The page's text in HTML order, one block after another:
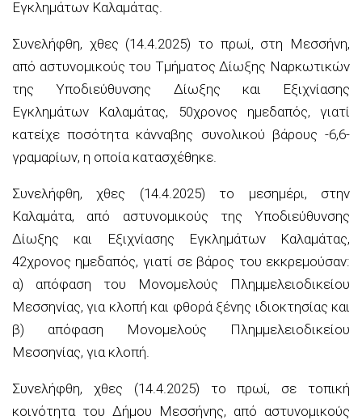
Εγκλημάτων Καλαμάτας.
Συνελήφθη, χθες (14.4.2025) το πρωί, στη Μεσσήνη,
από αστυνομικούς του Τμήματος Δίωξης Ναρκωτικών
της Υποδιεύθυνσης Δίωξης και Εξιχνίασης
Εγκλημάτων Καλαμάτας, 50χρονος ημεδαπός, γιατί
κατείχε ποσότητα κάνναβης συνολικού βάρους -6,6-
γραμαρίων, η οποία κατασχέθηκε.
Συνελήφθη, χθες (14.4.2025) το μεσημέρι, στην
Καλαμάτα, από αστυνομικούς της Υποδιεύθυνσης
Δίωξης και Εξιχνίασης Εγκλημάτων Καλαμάτας,
42χρονος ημεδαπός, γιατί σε βάρος του εκκρεμούσαν:
α) απόφαση του Μονομελούς Πλημμελειοδικείου
Μεσσηνίας, για κλοπή και φθορά ξένης ιδιοκτησίας και
β) απόφαση Μονομελούς Πλημμελειοδικείου
Μεσσηνίας, για κλοπή.
Συνελήφθη, χθες (14.4.2025) το πρωί, σε τοπική
κοινότητα του Δήμου Μεσσήνης, από αστυνομικούς